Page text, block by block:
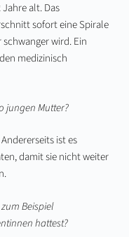
alt. Das
sofort eine Spirale
wird. Ein
medizinisch
jungen Mutter?
ist es
damit sie nicht weiter
Beispiel
hattest?